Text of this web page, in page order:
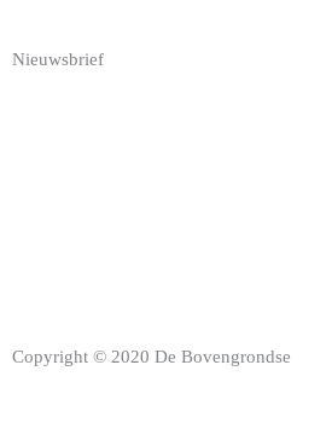
Nieuwsbrief
Copyright © 2020 De Bovengrondse